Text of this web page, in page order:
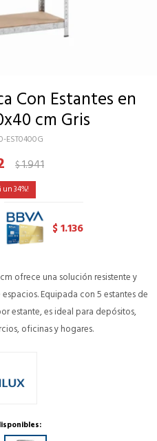
Con Estantes en
cm Gris
EST0400G
$1.941
34
$1.136
ofrece una solución resistente y
Equipada con 5 estantes de
estante, es ideal para depósitos,
oficinas y hogares.